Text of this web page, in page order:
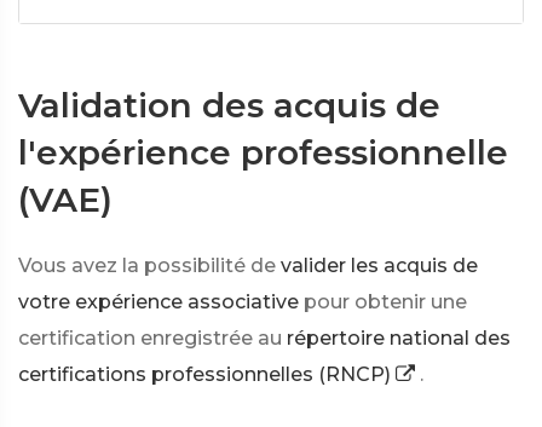
Validation des acquis de
l'expérience professionnelle
(VAE)
Vous avez la possibilité de valider les acquis de
votre expérience associative pour obtenir une
certification enregistrée au répertoire national des
certifications professionnelles (RNCP)
.